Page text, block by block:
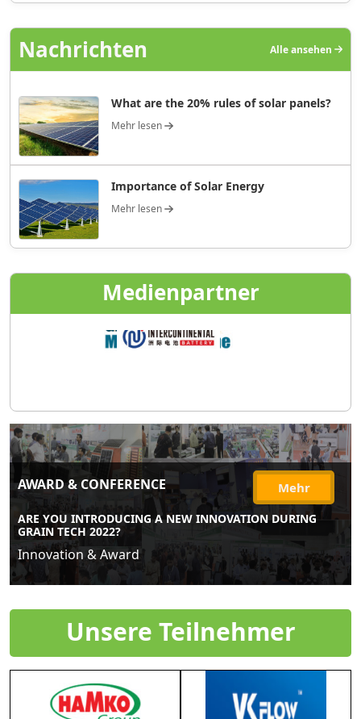
Nachrichten Alle ansehen
What are the 20% rules of solar panels?
Mehr lesen
Importance of Solar Energy
Mehr lesen
Medienpartner
AWARD & CONFERENCE Mehr
ARE YOU INTRODUCING A NEW INNOVATION DURING
GRAIN TECH 2022?
Innovation & Award
Unsere Teilnehmer